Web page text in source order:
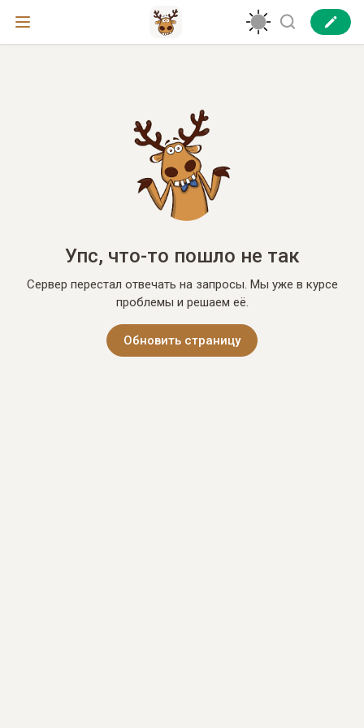
Упс, что-то пошло не так
Сервер перестал отвечать на запросы. Мы уже в курсе
проблемы и решаем её.
Обновить страницу